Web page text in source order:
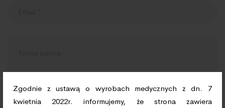
Zgodnie z ustawą o wyrobach medycznych z dn. 7
kwietnia 2022r. informujemy, że strona zawiera